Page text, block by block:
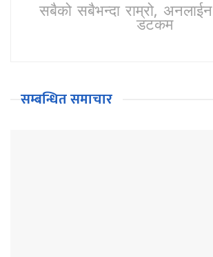
सबैको सबैभन्दा राम्रो,
डटकम
सम्बन्धित समाचार